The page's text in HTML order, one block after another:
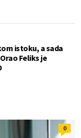
istoku, a sada
Feliks je
0